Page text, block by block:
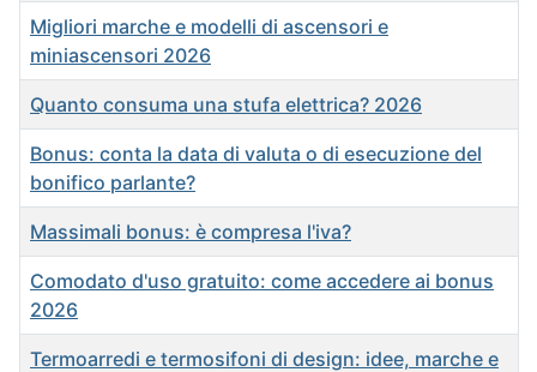
Migliori marche e modelli di ascensori e
miniascensori 2026
Quanto consuma una stufa elettrica? 2026
Bonus: conta la data di valuta o di esecuzione del
bonifico parlante?
Massimali bonus: è compresa l'iva?
Comodato d'uso gratuito: come accedere ai bonus
2026
Termoarredi e termosifoni di design: idee, marche e